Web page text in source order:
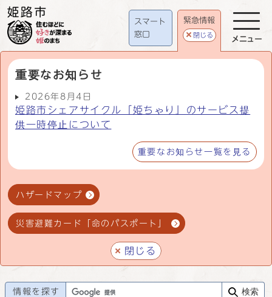
スマート
窓口
緊急情報
閉じる
重要なお知らせ
2026年8月4日
姫路市シェアサイクル「姫ちゃり」のサービス提
供一時停止について
重要なお知らせ一覧を見る
ハザードマップ
災害避難カード「命のパスポート」
閉じる
メニュー
情報を探す 検索